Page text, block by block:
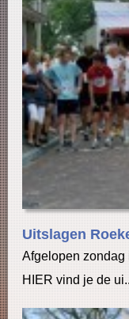
Uitslagen
Afgelopen
HIER vind je de